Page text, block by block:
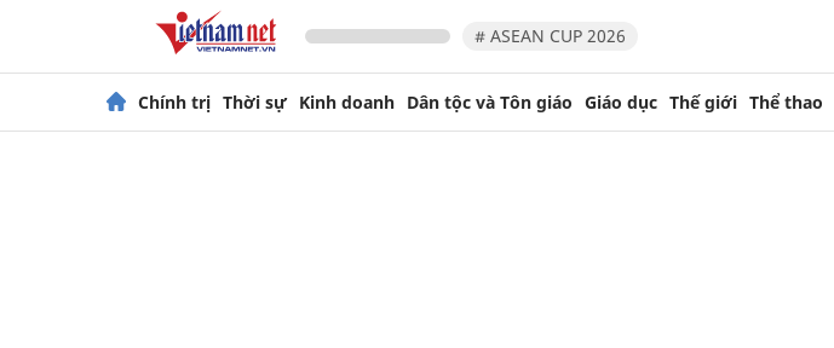
# ASEAN CUP 2026
Chính trị Thời sự Kinh doanh Dân tộc và Tôn giáo Giáo dục Thế giới Thể thao